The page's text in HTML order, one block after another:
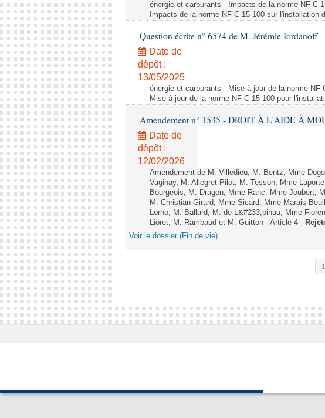
énergie et carburants - Impacts de la norme NF C
Impacts de la norme NF C 15-100 sur l'installation
Question écrite n° 6574 de M. Jérémie Iordanoff
Date de
dépôt :
13/05/2025
énergie et carburants - Mise à jour de la norme
Mise à jour de la norme NF C 15-100 pour
Amendement n° 1535 - DROIT À L'AIDE À
Date de
dépôt :
12/02/2026
Amendement de M. Villedieu, M. Bentz, Mme
Vaginay, M. Allegret-Pilot, M. Tesson, Mme
Bourgeois, M. Dragon, Mme Ranc, Mme Joubert,
M. Christian Girard, Mme Sicard, Mme Marais-
Lorho, M. Ballard, M. de L&#233;pinau, Mme
Lioret, M. Rambaud et M. Guitton - Article 4 -
Voir le dossier (Fin de vie)
1